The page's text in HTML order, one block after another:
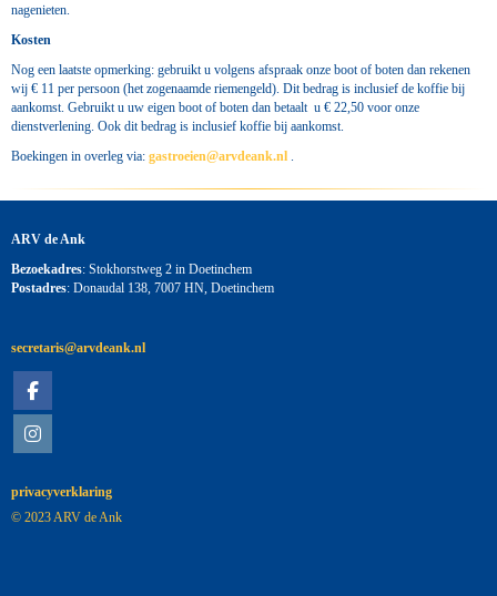
nagenieten.
Kosten
Nog een laatste opmerking: gebruikt u volgens afspraak onze boot of boten dan rekenen
wij € 11 per persoon (het zogenaamde riemengeld). Dit bedrag is inclusief de koffie bij
aankomst. Gebruikt u uw eigen boot of boten dan betaalt u € 22,50 voor onze
dienstverlening. Ook dit bedrag is inclusief koffie bij aankomst.
Boekingen in overleg via: neieortsag@arvdeank.nl .
ARV de Ank
Bezoekadres: Stokhorstweg 2 in Doetinchem
Postadres: Donaudal 138, 7007 HN, Doetinchem
siraterces@arvdeank.nl
privacyverklaring
© 2023 ARV de Ank